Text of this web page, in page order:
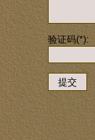
验证码(*):
提交